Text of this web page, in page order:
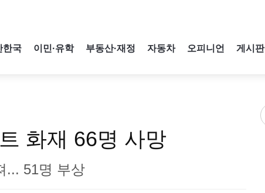
한국 이민·유학 부동산·재정 자동차 오피니언 게시판
화재 66명 사망
... 51명 부상